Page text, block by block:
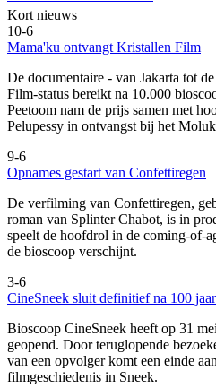
Kort nieuws
10-6
Mama'ku ontvangt Kristallen Film
De documentaire - van Jakarta tot
Film-status bereikt na 10.000
Peetoom nam de prijs samen met
Pelupessy in ontvangst bij het
9-6
Opnames gestart van Confettiregen
De verfilming van Confettiregen,
roman van Splinter Chabot, is in
speelt de hoofdrol in de coming-of-
de bioscoop verschijnt.
3-6
CineSneek sluit definitief na 100 jaar
Bioscoop CineSneek heeft op 31
geopend. Door teruglopende
van een opvolger komt een einde
filmgeschiedenis in Sneek.